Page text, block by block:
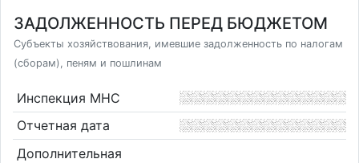
ЗАДОЛЖЕННОСТЬ ПЕРЕД БЮДЖЕТОМ
Субъекты хозяйствования, имевшие задолженность по налогам
(сборам), пеням и пошлинам
Инспекция МНС
Отчетная дата
Дополнительная